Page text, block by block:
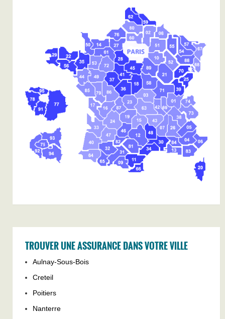
TROUVER UNE ASSURANCE DANS VOTRE VILLE
Aulnay-Sous-Bois
Creteil
Poitiers
Nanterre